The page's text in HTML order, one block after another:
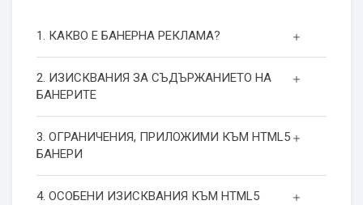
1. КАКВО Е БАНЕРНА РЕКЛАМА?
2. ИЗИСКВАНИЯ ЗА СЪДЪРЖАНИЕТО НА
БАНЕРИТЕ
3. ОГРАНИЧЕНИЯ, ПРИЛОЖИМИ КЪМ HTML5
БАНЕРИ
4. ОСОБЕНИ ИЗИСКВАНИЯ КЪМ HTML5